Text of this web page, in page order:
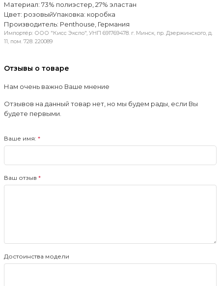
Материал: 73% полиэстер, 27% эластан
Цвет: розовыйУпаковка: коробка
Производитель: Penthouse, Германия
Импортёр: ООО "Кисс Экспо", УНП 691769478. г. Минск, пр. Дзержинского, д.
11, пом. 728. 220089
Отзывы о товаре
Нам очень важно Ваше мнение
Отзывов на данный товар нет, но мы будем рады, если Вы
будете первыми.
Ваше имя:
Ваш отзыв
Достоинства модели